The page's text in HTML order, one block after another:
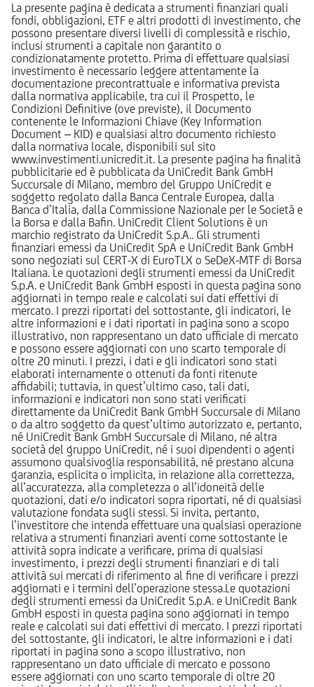
La presente pagina è dedicata a strumenti finanziari quali
fondi, obbligazioni, ETF e altri prodotti di investimento, che
possono presentare diversi livelli di complessità e rischio,
inclusi strumenti a capitale non garantito o
condizionatamente protetto. Prima di effettuare qualsiasi
investimento è necessario leggere attentamente la
documentazione precontrattuale e informativa prevista
dalla normativa applicabile, tra cui il Prospetto, le
Condizioni Definitive (ove previste), il Documento
contenente le Informazioni Chiave (Key Information
Document – KID) e qualsiasi altro documento richiesto
dalla normativa locale, disponibili sul sito
www.investimenti.unicredit.it. La presente pagina ha finalità
pubblicitarie ed è pubblicata da UniCredit Bank GmbH
Succursale di Milano, membro del Gruppo UniCredit e
soggetto regolato dalla Banca Centrale Europea, dalla
Banca d’Italia, dalla Commissione Nazionale per le Società e
la Borsa e dalla Bafin. UniCredit Client Solutions è un
marchio registrato da UniCredit S.p.A.. Gli strumenti
finanziari emessi da UniCredit SpA e UniCredit Bank GmbH
sono negoziati sul CERT-X di EuroTLX o SeDeX-MTF di Borsa
Italiana. Le quotazioni degli strumenti emessi da UniCredit
S.p.A. e UniCredit Bank GmbH esposti in questa pagina sono
aggiornati in tempo reale e calcolati sui dati effettivi di
mercato. I prezzi riportati del sottostante, gli indicatori, le
altre informazioni e i dati riportati in pagina sono a scopo
illustrativo, non rappresentano un dato ufficiale di mercato
e possono essere aggiornati con uno scarto temporale di
oltre 20 minuti. I prezzi, i dati e gli indicatori sono stati
elaborati internamente o ottenuti da fonti ritenute
affidabili; tuttavia, in quest’ultimo caso, tali dati,
informazioni e indicatori non sono stati verificati
direttamente da UniCredit Bank GmbH Succursale di Milano
o da altro soggetto da quest’ultimo autorizzato e, pertanto,
né UniCredit Bank GmbH Succursale di Milano, né altra
società del gruppo UniCredit, né i suoi dipendenti o agenti
assumono qualsivoglia responsabilità, né prestano alcuna
garanzia, esplicita o implicita, in relazione alla correttezza,
all’accuratezza, alla completezza o all’idoneità delle
quotazioni, dati e/o indicatori sopra riportati, né di qualsiasi
valutazione fondata sugli stessi. Si invita, pertanto,
l’investitore che intenda effettuare una qualsiasi operazione
relativa a strumenti finanziari aventi come sottostante le
attività sopra indicate a verificare, prima di qualsiasi
investimento, i prezzi degli strumenti finanziari e di tali
attività sui mercati di riferimento al fine di verificare i prezzi
aggiornati e i termini dell’operazione stessa.Le quotazioni
degli strumenti emessi da UniCredit S.p.A. e UniCredit Bank
GmbH esposti in questa pagina sono aggiornati in tempo
reale e calcolati sui dati effettivi di mercato. I prezzi riportati
del sottostante, gli indicatori, le altre informazioni e i dati
riportati in pagina sono a scopo illustrativo, non
rappresentano un dato ufficiale di mercato e possono
essere aggiornati con uno scarto temporale di oltre 20